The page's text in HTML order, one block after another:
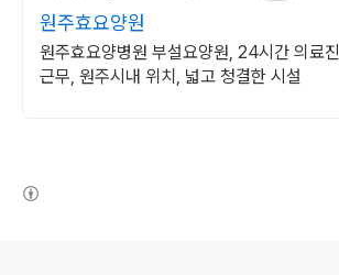
원주효요양원
원주효요양병원 부설요양원, 24시간 의료진
근무, 원주시내 위치, 넓고 청결한 시설